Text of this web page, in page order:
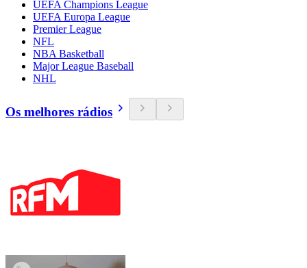
UEFA Champions League
UEFA Europa League
Premier League
NFL
NBA Basketball
Major League Baseball
NHL
Os melhores rádios